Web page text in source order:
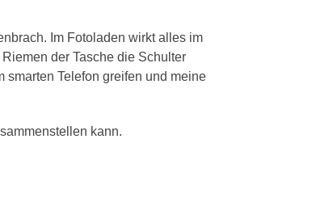
Im Fotoladen wirkt alles im
der Tasche die Schulter
Telefon greifen und meine
kann.